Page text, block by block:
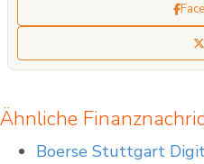
Ähnliche
Boerse Stuttgart